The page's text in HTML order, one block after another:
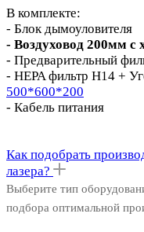
В комплекте:
- Блок дымоуловителя
- Воздуховод 200мм с
- Предварительный
- HEPA фильтр H14 +
500*600*200
- Кабель питания
Как подобрать
лазера?
Выберите тип
подбора оптимальной